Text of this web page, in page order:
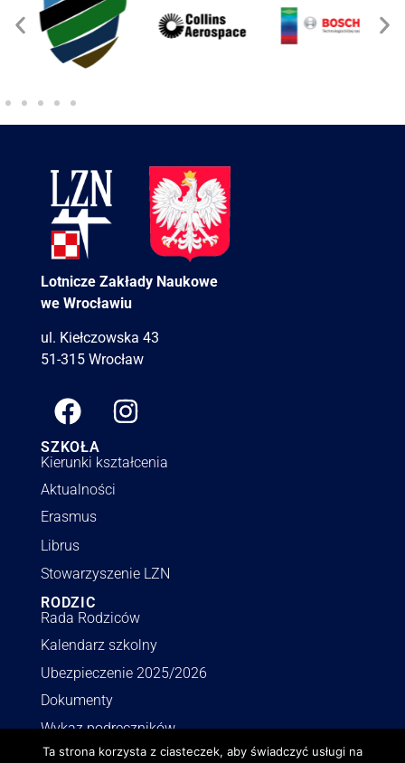
Lotnicze Zakłady Naukowe
we Wrocławiu
ul. Kiełczowska 43
51-315 Wrocław
SZKOŁA
Kierunki kształcenia
Aktualności
Erasmus
Librus
Stowarzyszenie LZN
RODZIC
Rada Rodziców
Kalendarz szkolny
Ubezpieczenie 2025/2026
Dokumenty
Wykaz podręczników
INFORMACJE
Ta strona korzysta z ciasteczek, aby świadczyć usługi na